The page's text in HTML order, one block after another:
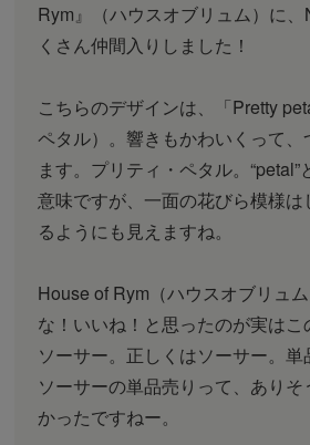
Rym』（ハウスオブリュム）に
くさん仲間入りしました！
こちらのデザインは、「Pretty
ペタル）。響きもかわいくって、
ます。プリティ・ペタル。“petal”
意味ですが、一面の花びら模様
るようにも見えますね。
House of Rym（ハウスオブリュ
な！いいね！と思ったのが実はこ
ソーサー。正しくはソーサー。単
ソーサーの単品売りって、あり
かったですねー。